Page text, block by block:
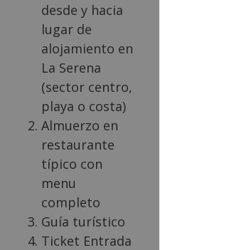
desde y hacia
lugar de
alojamiento en
La Serena
(sector centro,
playa o costa)
Almuerzo en
restaurante
típico con
menu
completo
Guía turístico
Ticket Entrada